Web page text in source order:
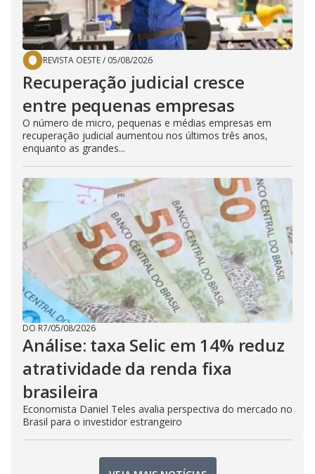
REVISTA OESTE/ 05/08/2026
Recuperação judicial cresce
entre pequenas empresas
O número de micro, pequenas e médias empresas em
recuperação judicial aumentou nos últimos três anos,
enquanto as grandes...
DO R7/05/08/2026
Análise: taxa Selic em 14% reduz
atratividade da renda fixa
brasileira
Economista Daniel Teles avalia perspectiva do mercado no
Brasil para o investidor estrangeiro